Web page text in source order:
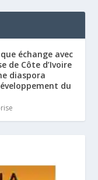
échange avec
de Côte d’Ivoire
diaspora
du